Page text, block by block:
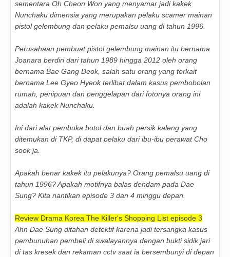
sementara Oh Cheon Won yang menyamar jadi kakek
Nunchaku dimensia yang merupakan pelaku scamer mainan
pistol gelembung dan pelaku pemalsu uang di tahun 1996.
Perusahaan pembuat pistol gelembung mainan itu bernama
Joanara berdiri dari tahun 1989 hingga 2012 oleh orang
bernama Bae Gang Deok, salah satu orang yang terkait
bernama Lee Gyeo Hyeok terlibat dalam kasus pembobolan
rumah, penipuan dan penggelapan dari fotonya orang ini
adalah kakek Nunchaku.
Ini dari alat pembuka botol dan buah persik kaleng yang
ditemukan di TKP, di dapat pelaku dari ibu-ibu perawat Cho
sook ja.
Apakah benar kakek itu pelakunya? Orang pemalsu uang di
tahun 1996? Apakah motifnya balas dendam pada Dae
Sung? Kita nantikan episode 3 dan 4 minggu depan.
Review Drama Korea The Killer's Shopping List episode 3
Ahn Dae Sung ditahan detektif karena jadi tersangka kasus
pembunuhan pembeli di swalayannya dengan bukti sidik jari
di tas kresek dan rekaman cctv saat ia bersembunyi di depan